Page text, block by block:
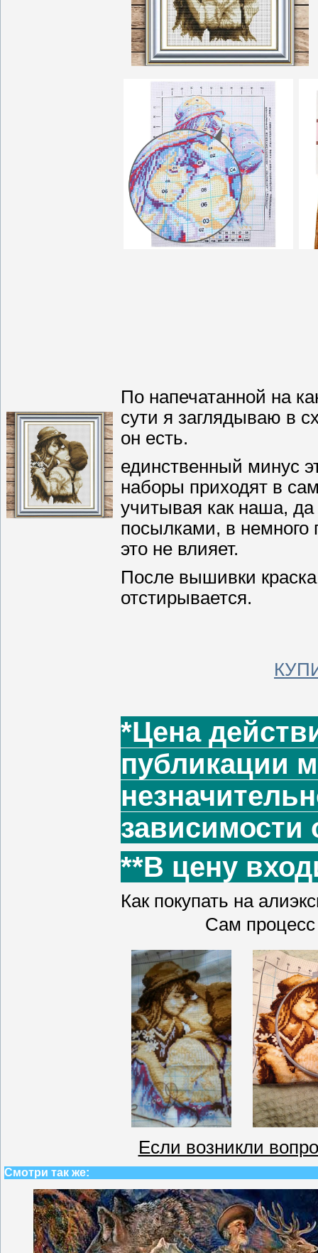
По напечатанной на
сути я заглядываю в
он есть.
единственный минус
наборы приходят в
учитывая как наша, да
посылками, в
это не влияет.
После вышивки
отстирывается.
*Цена
публикации
зависимости
**В цену
Как покупать на
Сам
Если возникли
Смотри так же: